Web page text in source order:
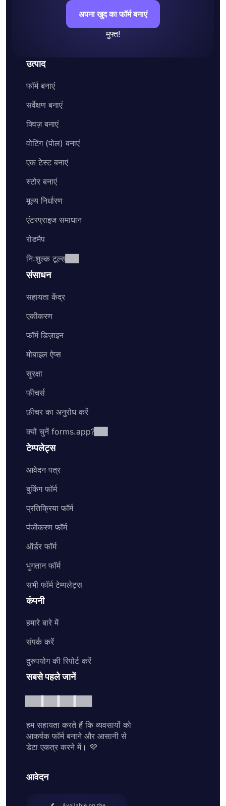
अपना खुद का फॉर्म बनाएं
मुफ्त!
उत्पाद
फॉर्म बनाएं
सर्वेक्षण बनाएं
क्विज़ बनाएं
वोटिंग (पोल) बनाएं
एक टेस्ट बनाएं
स्टोर बनाएं
मूल्य निर्धारण
एंटरप्राइज समाधान
रोडमैप
निःशुल्क टूल्स
संसाधन
सहायता केंद्र
एकीकरण
फॉर्म डिज़ाइन
मोबाइल ऐप्स
सुरक्षा
फीचर्स
फ़ीचर का अनुरोध करें
क्यों चुनें forms.app?
टेम्पलेट्स
आवेदन पत्र
बुकिंग फॉर्म
प्रतिक्रिया फॉर्म
पंजीकरण फॉर्म
ऑर्डर फॉर्म
भुगतान फॉर्म
सभी फॉर्म टेम्पलेट्स
कंपनी
हमारे बारे में
संपर्क करें
दुरुपयोग की रिपोर्ट करें
सबसे पहले जानें
हम सहायता करते हैं कि व्यवसायों को
आकर्षक फॉर्म बनाने और आसानी से
डेटा एकत्र करने में। 💜
आवेदन